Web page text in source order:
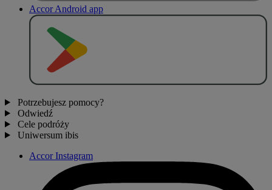
Accor Android app
Potrzebujesz pomocy?
Odwiedź
Cele podróży
Uniwersum ibis
Accor Instagram